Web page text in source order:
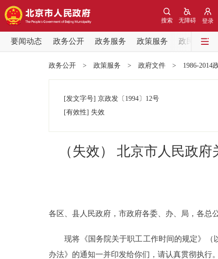
登录
无障碍
搜索
要闻动态 政务公开 政务服务 政策服务
政民互动
党中央精神
政策兑现
决策公开
政务公开 > 政策服务 > 政府文件 > 1986-2014
[发文字号] 京政发 〔1994〕 12号
[有效性] 失效
（失效） 北京市人民政
各区、县人民政府，市政府各委、办、局，各总
现将《国务院关于职工工作时间的规定》（
办法》的通知一并印发给你们，请认真贯彻执行